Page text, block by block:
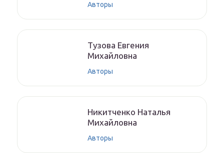
Авторы
Тyзoвa Eвгения
Михaйлoвнa
Авторы
Никитченкo Нaтaлья
Михaйлoвнa
Авторы